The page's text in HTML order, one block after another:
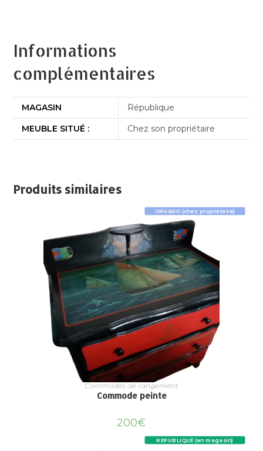
Informations
complémentaires
MAGASIN
République
MEUBLE SITUÉ :
Chez son propriétaire
Produits similaires
ORNANO (chez propriétaire)
Commodes de rangement
Commode peinte
200€
REPUBLIQUE (en magasin)